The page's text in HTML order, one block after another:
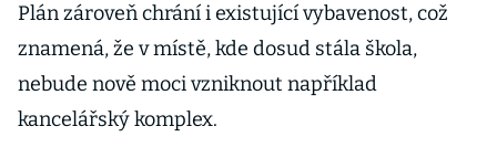
Plán zároveň chrání i existující vybavenost, což
znamená, že v místě, kde dosud stála škola,
nebude nově moci vzniknout například
kancelářský komplex.